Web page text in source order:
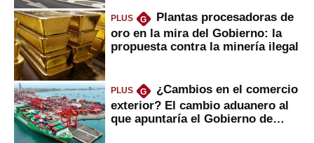
PLUS G
Plantas procesadoras de
oro en la mira del Gobierno: la
propuesta contra la minería ilegal
PLUS G
¿Cambios en el comercio
exterior? El cambio aduanero al
que apuntaría el Gobierno de